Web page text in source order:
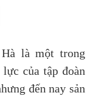
là một trong
của tập đoàn
đến nay sản